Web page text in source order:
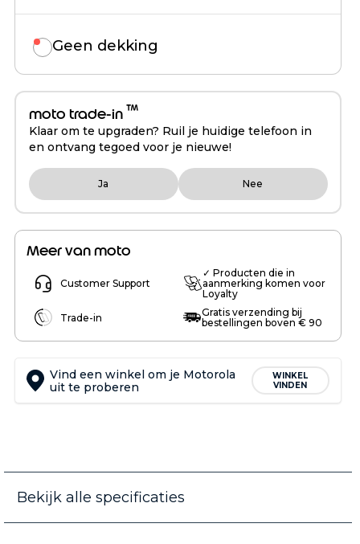
Geen dekking
moto trade-in ™
Klaar om te upgraden? Ruil je huidige telefoon in
en ontvang tegoed voor je nieuwe!
Ja Nee
Meer van moto
Customer Support
✓ Producten die in
aanmerking komen voor
Loyalty
Trade-in
Gratis verzending bij
bestellingen boven € 90
Vind een winkel om je Motorola
uit te proberen
WINKEL
VINDEN
Bekijk alle specificaties